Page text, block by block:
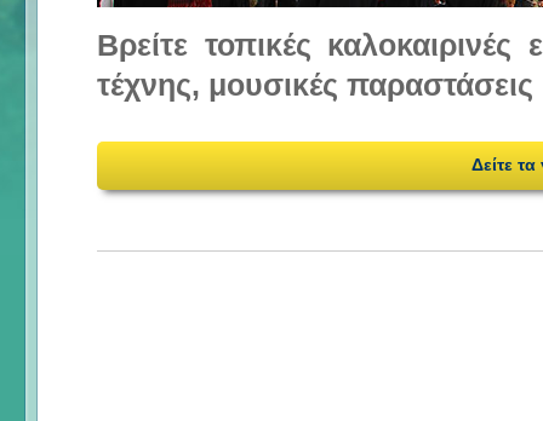
Βρείτε τοπικές
τέχνης, μουσικές
Δείτε